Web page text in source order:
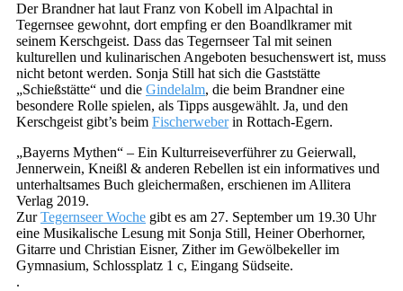
Der Brandner hat laut Franz von Kobell im Alpachtal in
Tegernsee gewohnt, dort empfing er den Boandlkramer mit
seinem Kerschgeist. Dass das Tegernseer Tal mit seinen
kulturellen und kulinarischen Angeboten besuchenswert ist, muss
nicht betont werden. Sonja Still hat sich die Gaststätte
„Schießstätte“ und die Gindelalm, die beim Brandner eine
besondere Rolle spielen, als Tipps ausgewählt. Ja, und den
Kerschgeist gibt’s beim Fischerweberin Rottach-Egern.
„Bayerns Mythen“ – Ein Kulturreiseverführer zu Geierwall,
Jennerwein, Kneißl & anderen Rebellen ist ein informatives und
unterhaltsames Buch gleichermaßen, erschienen im Allitera
Verlag 2019.
ZurTegernseer Woche gibt es am 27. September um 19.30 Uhr
eine Musikalische Lesung mit Sonja Still, Heiner Oberhorner,
Gitarre und Christian Eisner, Zither im Gewölbekeller im
Gymnasium, Schlossplatz 1 c, Eingang Südseite.
.